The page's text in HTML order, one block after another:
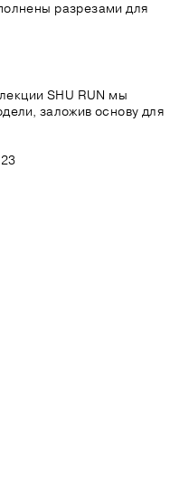
разрезами для
SHU RUN мы
заложив основу для